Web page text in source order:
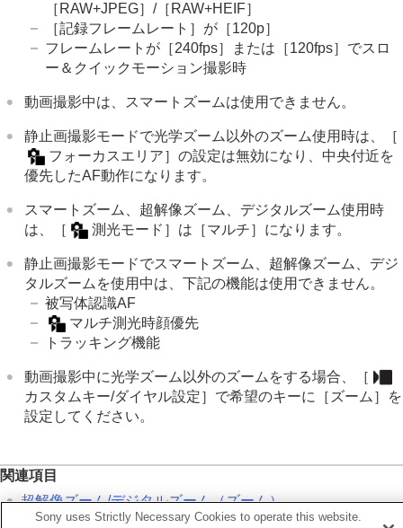
［RAW+JPEG］/［RAW+HEIF］
［記録フレームレート］ が ［120p］
フレームレートが ［240fps］ または ［120fps］ でスロ
ー＆クイックモーション撮影時
動画撮影中は、スマートズームは使用できません。
静止画撮影モードで光学ズーム以外のズーム使用時は、
［
フォーカスエリア］の設定は無効になり、中央付近を
優先したAF動作になります。
スマートズーム、超解像ズーム、デジタルズーム使用時
は、
［ 測光モード］ は ［マルチ］ になります。
静止画撮影モードでスマートズーム、超解像ズーム、デジ
タルズームを使用中は、下記の機能は使用できません。
被写体認識AF
マルチ測光時顔優先
トラッキング機能
動画撮影中に光学ズーム以外のズームをする場合、
［
カスタムキー/ダイヤル設定］ で希望のキーに ［ズーム］ を
設定してください。
関連項目
超解像ズーム/デジタルズーム（ズーム）
Sony uses Strictly Necessary Cookies to operate this website.